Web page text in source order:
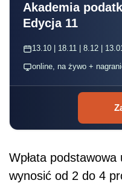
Akademia
Edycja 11
13.10 | 18.11 | 8.12 |
online, na żywo +
Wpłata podstawowa
wynosić od 2 do 4